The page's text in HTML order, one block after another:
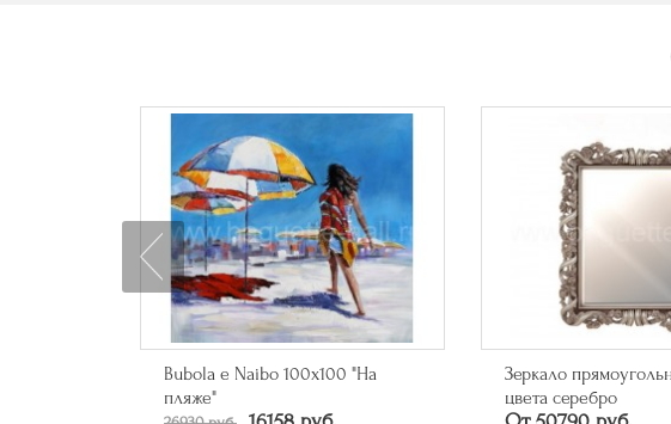
Bubola e Naibo 100х100 "На
пляже"
Зеркало
цвета серебро